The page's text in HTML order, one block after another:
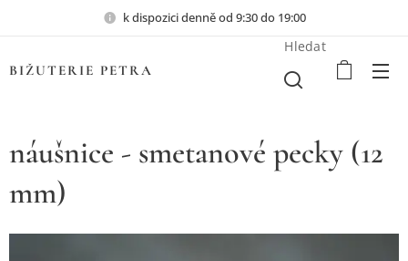
k dispozici denně od 9:30 do 19:00
BIŽUTERIE PETRA
Hledat
náušnice - smetanové pecky (12
mm)